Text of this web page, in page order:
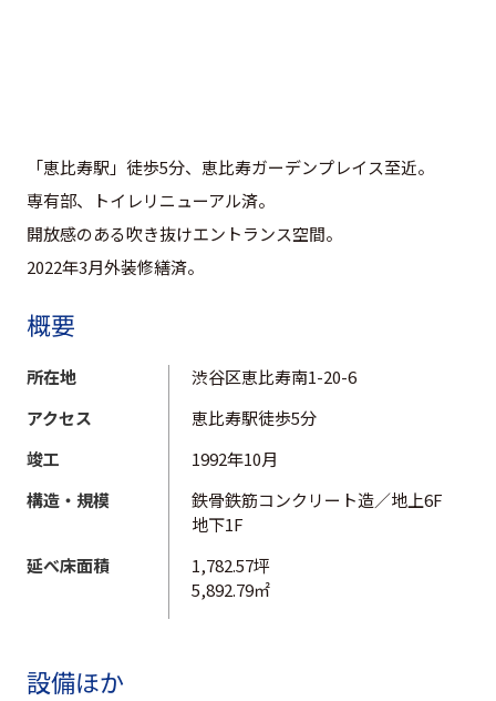
「恵比寿駅」徒歩5分、恵比寿ガーデンプレイス至近。
専有部、トイレリニューアル済。
開放感のある吹き抜けエントランス空間。
2022年3月外装修繕済。
概要
所在地
渋谷区恵比寿南1-20-6
アクセス
恵比寿駅徒歩5分
竣工
1992年10月
構造・規模
鉄骨鉄筋コンクリート造／地上6F
地下1F
延べ床面積
1,782.57坪
5,892.79㎡
設備ほか